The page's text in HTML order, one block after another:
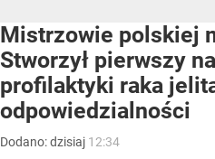
Mistrzowie polskiej
Stworzył pierwszy
profilaktyki raka
odpowiedzialności
Dodano:dzisiaj 12:34